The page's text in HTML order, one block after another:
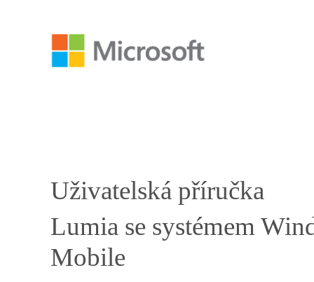
Uživatelská příručka
Lumia se systémem
Mobile